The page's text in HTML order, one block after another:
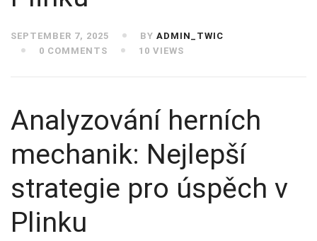
SEPTEMBER 7, 2025 BY ADMIN_TWIC
0 COMMENTS
10 VIEWS
Analyzování herních
mechanik: Nejlepší
strategie pro úspěch v
Plinku